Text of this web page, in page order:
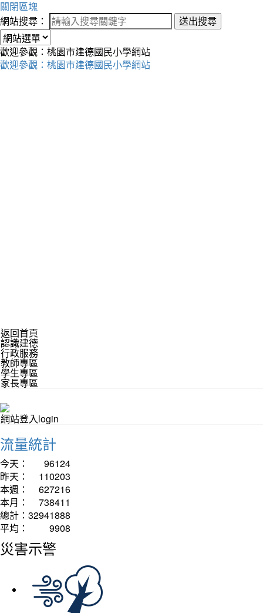
關閉區塊
網站搜尋：
送出搜尋
歡迎參觀：桃園市建德國民小學網站
歡迎參觀：桃園市建德國民小學網站
返回首頁
認識建德
行政服務
教師專區
學生專區
家長專區
網站登入login
流量統計
今天：
96124
昨天：
110203
本週：
627216
本月：
738411
總計： 32941888
平均：
9908
災害示警